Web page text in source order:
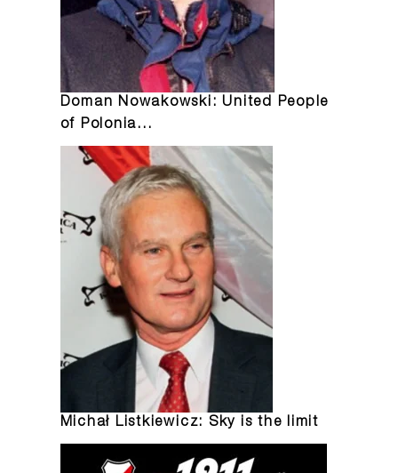
Doman Nowakowski: United People
of Polonia…
Michał Listkiewicz: Sky is the limit